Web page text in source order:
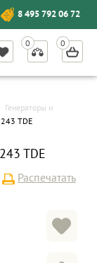
8 495 792 06 72
Генераторы и
243 TDE
TDE
Распечатать